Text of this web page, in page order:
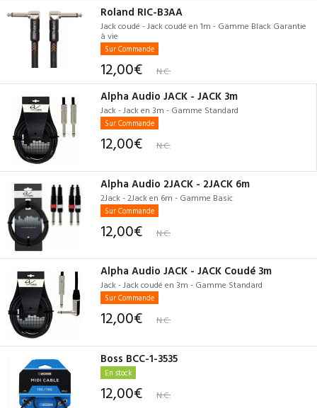
Roland RIC-B3AA
Jack coudé - Jack coudé en 1m - Gamme Black Garantie
à vie
Sur Commande
12,00€ N.C.
Alpha Audio JACK - JACK 3m
Jack - Jack en 3m - Gamme Standard
Sur Commande
12,00€ N.C.
Alpha Audio 2JACK - 2JACK 6m
2Jack - 2Jack en 6m - Gamme Basic
Sur Commande
12,00€ N.C.
Alpha Audio JACK - JACK Coudé 3m
Jack - Jack coudé en 3m - Gamme Standard
Sur Commande
12,00€ N.C.
Boss BCC-1-3535
En stock
12,00€ N.C.